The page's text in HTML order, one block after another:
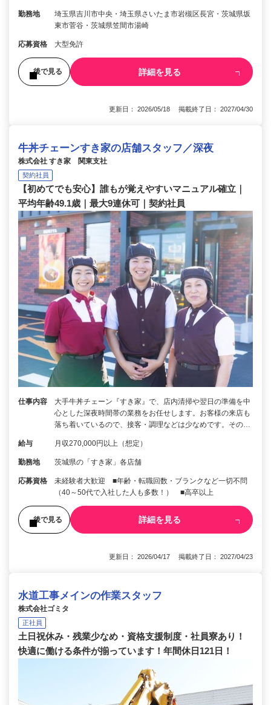
勤務地
埼玉県吉川市中央・埼玉県さいたま市岩槻区長宮・茨城県坂
東市菅谷・茨城県笠間市湯崎
応募資格 大型免許
後で見る 詳細を見る
更新日： 2026/05/18 掲載終了日： 2027/04/30
牛丼チェーンすき家の店舗スタッフ／深夜
株式会社 すき家 関東支社
契約社員
【初めてでも安心】誰もが覚えやすいマニュアル確立｜
平均年齢49.1歳｜最大9連休可｜契約社員
仕事内容
大手牛丼チェーン『すき家』で、店内清掃や翌日の準備を中
心とした深夜時間帯の業務をお任せします。お客様の来店も
落ち着いているので、接客・調理などは少なめです。その…
給与 月収270,000円以上（想定）
勤務地 茨城県の「すき家」各店舗
応募資格
未経験者大歓迎 ■年齢・転職回数・ブランクなど一切不問
（40～50代で入社した人も多数！） ■高卒以上
後で見る 詳細を見る
更新日： 2026/04/17 掲載終了日： 2027/04/23
水道工事メインの作業スタッフ
株式会社ゴミタ
正社員
土日祝休み・残業少なめ・資格支援制度・社員寮あり！
快適に働ける条件が揃っています！年間休日121日！